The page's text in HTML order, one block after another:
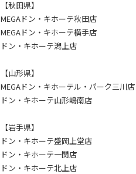
【秋田県】
MEGAドン・キホーテ秋田店
MEGAドン・キホーテ横手店
ドン・キホーテ潟上店
【山形県】
MEGAドン・キホーテル・パーク三川店
ドン・キホーテ山形嶋南店
【岩手県】
ドン・キホーテ盛岡上堂店
ドン・キホーテ一関店
ドン・キホーテ北上店